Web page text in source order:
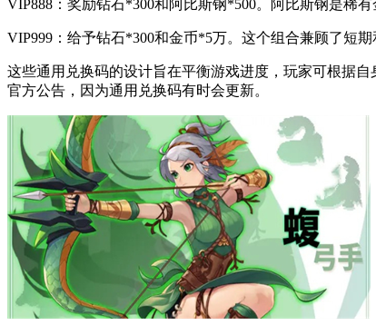
VIP888：奖励钻石*300和阿比斯钢*500。阿比斯钢是稀
VIP999：给予钻石*300和金币*5万。这个组合兼顾了短
这些通用兑换码的设计旨在平衡游戏进度，玩家可根据
官方公告，因为通用兑换码有时会更新。